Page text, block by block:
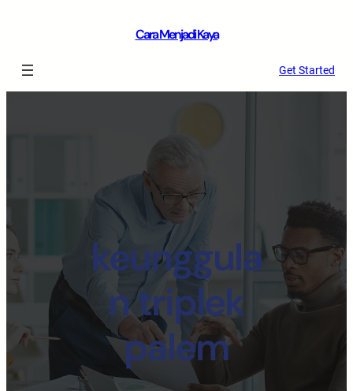
Cara Menjadi Kaya
Get Started
keunggula
n triplek
palem